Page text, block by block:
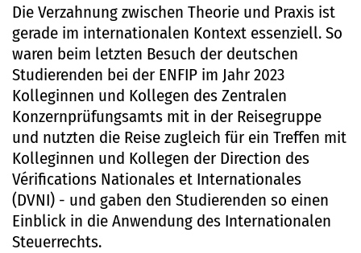
Die Verzahnung zwischen Theorie und Praxis ist
gerade im internationalen Kontext essenziell. So
waren beim letzten Besuch der deutschen
Studierenden bei der ENFIP im Jahr 2023
Kolleginnen und Kollegen des Zentralen
Konzernprüfungsamts mit in der Reisegruppe
und nutzten die Reise zugleich für ein Treffen mit
Kolleginnen und Kollegen der Direction des
Vérifications Nationales et Internationales
(DVNI) - und gaben den Studierenden so einen
Einblick in die Anwendung des Internationalen
Steuerrechts.